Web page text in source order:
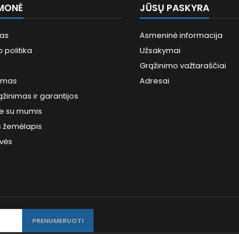
politika
ir garantijos
su mumis
žemėlapis
JŪSŲ PASKYRA
Asmeninė informacija
Užsakymai
Grąžinimo važtaraščiai
Adresai